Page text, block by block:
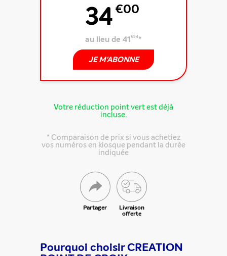
34€00
au lieu de 41€94*
JE M'ABONNE
Votre réduction point vert est déjà
incluse.
* Comparaison de prix si vous achetiez
vos numéros en kiosque pendant la durée
indiquée
Partager Livraison
offerte
Pourquoi choisir CREATION